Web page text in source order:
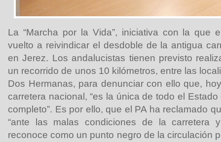
La “Marcha por la Vida”, iniciativa con la que
vuelto a reivindicar el desdoble de la antigua
en Jerez. Los andalucistas tienen previsto
un recorrido de unos 10 kilómetros, entre las
Dos Hermanas, para denunciar con ello que,
carretera nacional, “es la única de todo el
completo”. Es por ello, que el PA ha reclamado
“ante las malas condiciones de la carretera
reconoce como un punto negro de la circulación